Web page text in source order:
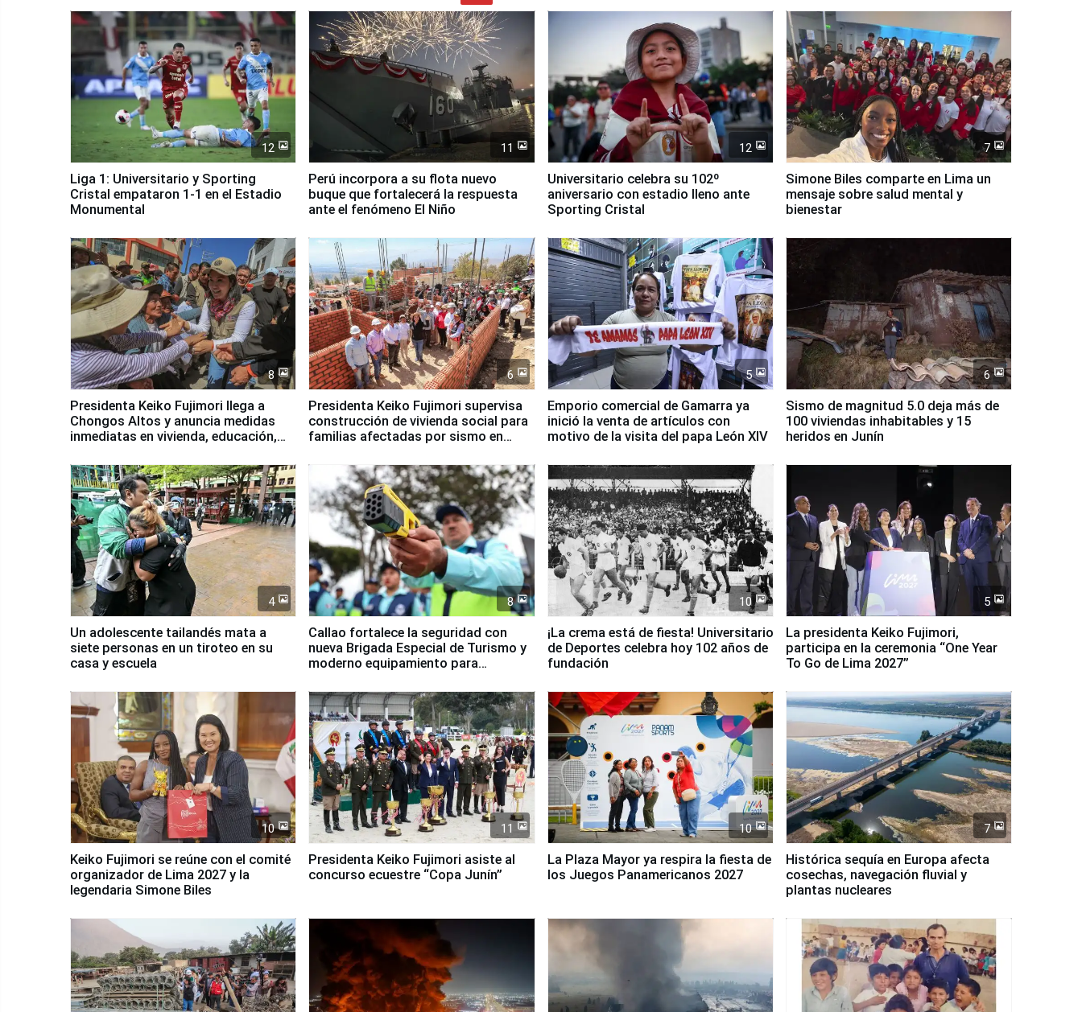
12
Liga 1: Universitario y Sporting
Cristal empataron 1-1 en el Estadio
Monumental
11
Perú incorpora a su flota nuevo
buque que fortalecerá la respuesta
ante el fenómeno El Niño
12
Universitario celebra su 102º
aniversario con estadio lleno ante
Sporting Cristal
7
Simone Biles comparte en Lima un
mensaje sobre salud mental y
bienestar
8
Presidenta Keiko Fujimori llega a
Chongos Altos y anuncia medidas
inmediatas en vivienda, educación,
6
Presidenta Keiko Fujimori supervisa
construcción de vivienda social para
familias afectadas por sismo en
5
Emporio comercial de Gamarra ya
inició la venta de artículos con
motivo de la visita del papa León XIV
6
Sismo de magnitud 5.0 deja más de
100 viviendas inhabitables y 15
heridos en Junín
4
Un adolescente tailandés mata a
siete personas en un tiroteo en su
casa y escuela
8
Callao fortalece la seguridad con
nueva Brigada Especial de Turismo y
moderno equipamiento para
10
¡La crema está de fiesta! Universitario
de Deportes celebra hoy 102 años de
fundación
5
La presidenta Keiko Fujimori,
participa en la ceremonia “One Year
To Go de Lima 2027”
10
Keiko Fujimori se reúne con el comité
organizador de Lima 2027 y la
legendaria Simone Biles
11
Presidenta Keiko Fujimori asiste al
concurso ecuestre “Copa Junín”
10
La Plaza Mayor ya respira la fiesta de
los Juegos Panamericanos 2027
7
Histórica sequía en Europa afecta
cosechas, navegación fluvial y
plantas nucleares